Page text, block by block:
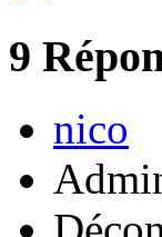
9
nico